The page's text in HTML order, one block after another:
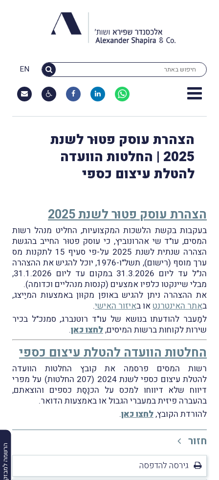
EN
הרשמה למבזקים
הצהרת עוסק פטוּר לשנת
2025 | החלטות הוועדה
להטלת עיצום כספי
הצהרת עוסק פטוּר לשנת 2025
בעקבות בקשת הלשכות המקצועיות, החליט מנהל רשות
המסים, עו"ד שי אהרונוביץ, כי עוסק פטוּר החייב בהגשת
הצהרה שנתית לשנת 2025 על-פי סעיף 15 לתקנות מס
ערך מוסף (רישום), תשל"ו-1976, יוכל להגיש את ההצהרה
הנ"ל עד ליום 31.3.2026 במקום עד ליום 31.1.2026,
מבלי שיינקטו כלפיו אמצעים (קנסות מנהליים וכדומה).
את ההצהרה ניתן להגיש באופן מקוּון באמצעות המיַיצג,
באתר האינטרנט או באיזור האישי.
למַעבר להודעתו בנושא של עו"ד רוטנברג, סמנכ"ל בכיר
שירות לקוחות ברשות המיסים,לחצו כאן.
החלטות הוועדה להטלת עיצום כספי
רשות המסים פרסמה את קובץ החלטות הוועדה
להטלת עיצום כספי לשנת 2024 (207 החלטות) על מפרי
דיווח שלא דיווחו למכס על הכנָסַת כספים והוצאתם,
בהעברה פיזית במעברי הגבול או באמצעות הדואר.
להורדת הקובץ,לחצו כאן.
חזור
גירסה להדפסה